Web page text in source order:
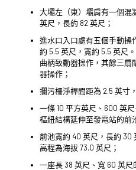
大壩左（東）壩肩有一個混
英尺，長約 82 英尺；
進水口入口處有五個手動操
約 5.5 英尺，寬約 5.5 英尺
曲柄致動器操作，其餘三扇
器操作；
攔污柵淨桿間距為 2.5 英寸
一條 10 平方英尺、600 英
樞紐結構延伸至發電站的前
前池寬約 40 英尺，長約 30
高程為海拔 73.0 英尺；
一座長 38 英尺、寬 60 英尺